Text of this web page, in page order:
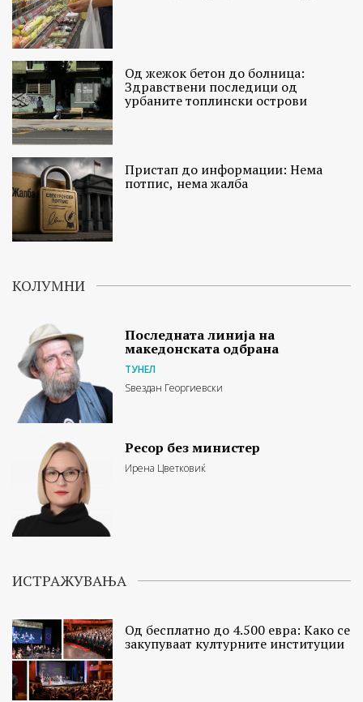
Од жежок бетон до болница:
Здравствени последици од
урбаните топлински острови
Пристап до информации: Нема
потпис, нема жалба
КОЛУМНИ
Последната линија на
македонската одбрана
ТУНЕЛ
Ѕвездан Георгиевски
Ресор без министер
Ирена Цветковиќ
ИСТРАЖУВАЊА
Од бесплатно до 4.500 евра: Како се
закупуваат културните институции